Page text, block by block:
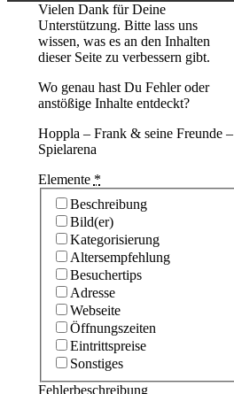
Vielen Dank für Deine
Unterstützung. Bitte lass uns
wissen, was es an den Inhalten
dieser Seite zu verbessern gibt.
Wo genau hast Du Fehler oder
anstößige Inhalte entdeckt?
Hoppla – Frank & seine Freunde –
Spielarena
Elemente *
Beschreibung
Bild(er)
Kategorisierung
Altersempfehlung
Besuchertips
Adresse
Webseite
Öffnungszeiten
Eintrittspreise
Sonstiges
Fehlerbeschreibung